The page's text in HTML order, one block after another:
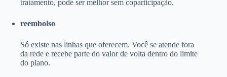
tratamento, pode ser melhor sem coparticipação.
reembolso
Só existe nas linhas que oferecem. Você se atende fora
da rede e recebe parte do valor de volta dentro do limite
do plano.